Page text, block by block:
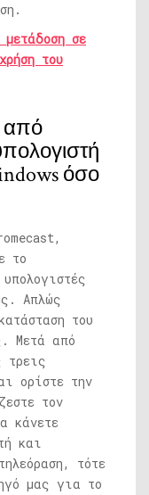
σε
του
από
όσο
το
Απλώς
του
Μετά από
τρεις
ορίστε την
τον
κάνετε
και
τότε
μας για το